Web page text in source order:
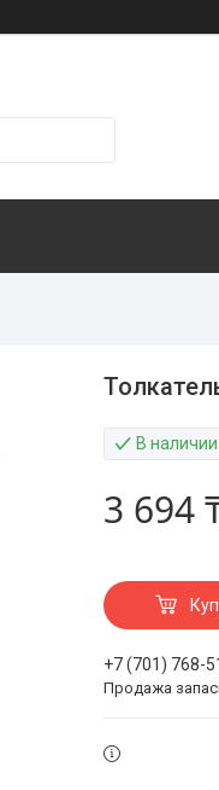
В наличии
3 694
+7 (701) 768-
Продажа